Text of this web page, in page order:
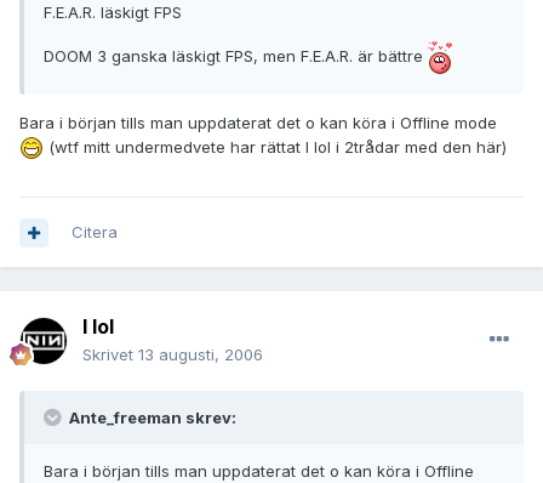
F.E.A.R. läskigt FPS
DOOM 3 ganska läskigt FPS, men F.E.A.R. är bättre
Bara i början tills man uppdaterat det o kan köra i Offline mode
(wtf mitt undermedvete har rättat I lol i 2trådar med den här)
Citera
I lol
Skrivet 13 augusti, 2006
Ante_freeman skrev:
Bara i början tills man uppdaterat det o kan köra i Offline